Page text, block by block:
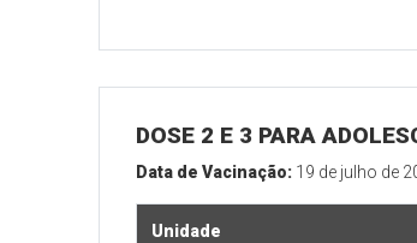
DOSE 2 E 3 PARA
Data de Vacinação: 19 de julho de
Unidade